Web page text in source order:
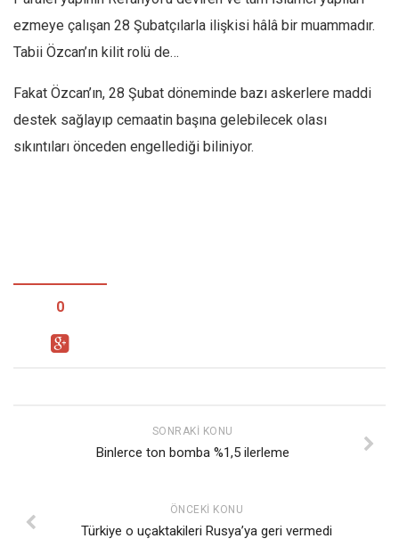
ezmeye çalışan 28 Şubatçılarla ilişkisi hâlâ bir muammadır.
Tabii Özcan’ın kilit rolü de…
Fakat Özcan’ın, 28 Şubat döneminde bazı askerlere maddi
destek sağlayıp cemaatin başına gelebilecek olası
sıkıntıları önceden engellediği biliniyor.
0
SONRAKI KONU
Binlerce ton bomba %1,5 ilerleme
ÖNCEKI KONU
Türkiye o uçaktakileri Rusya’ya geri vermedi